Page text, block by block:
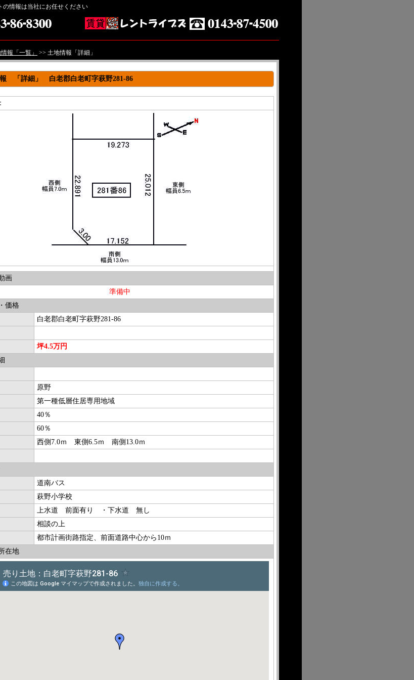
の情報は当社にお任せください
報「一覧」 >> 土地情報「詳細」
「詳細」 白老郡白老町字萩野281-86
画
準備中
価格
白老郡白老町字萩野281-86
坪4.5万円
原野
第一種低層住居専用地域
40％
60％
西側7.0ｍ 東側6.5ｍ 南側13.0ｍ
道南バス
萩野小学校
上水道 前面有り ・下水道 無し
相談の上
都市計画街路指定、前面道路中心から10ｍ
在地